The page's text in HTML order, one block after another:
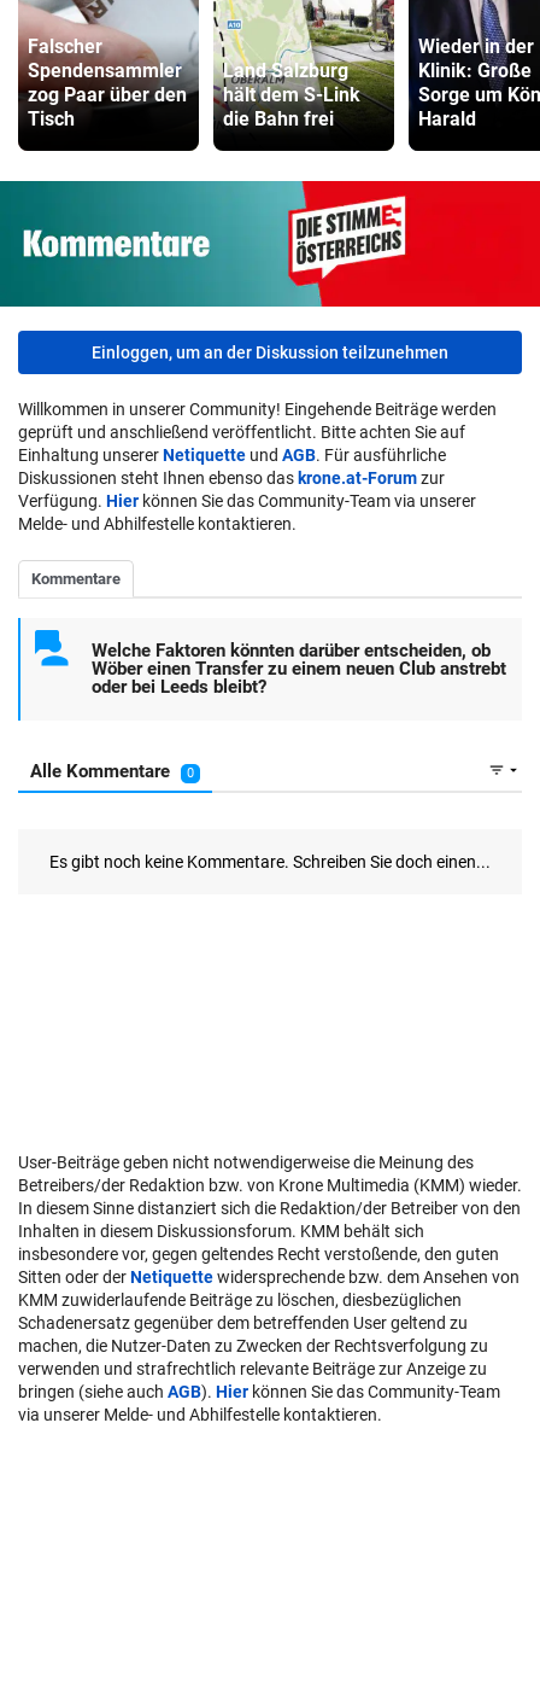
Falscher
Spendensammler
zog Paar über den
Tisch
Land Salzburg
hält dem S-Link
die Bahn frei
Wieder in der
Klinik: Große
Sorge um
Harald
Einloggen, um an der Diskussion teilzunehmen
Willkommen in unserer Community! Eingehende Beiträge werden
geprüft und anschließend veröffentlicht. Bitte achten Sie auf
Einhaltung unsererNetiquette und AGB. Für ausführliche
Diskussionen steht Ihnen ebenso das krone.at-Forumzur
Verfügung. Hier können Sie das Community-Team via unserer
Melde- und Abhilfestelle kontaktieren.
User-Beiträge geben nicht notwendigerweise die Meinung des
Betreibers/der Redaktion bzw. von Krone Multimedia (KMM) wieder.
In diesem Sinne distanziert sich die Redaktion/der Betreiber von den
Inhalten in diesem Diskussionsforum. KMM behält sich
insbesondere vor, gegen geltendes Recht verstoßende, den guten
Sitten oder derNetiquettewidersprechende bzw. dem Ansehen von
KMM zuwiderlaufende Beiträge zu löschen, diesbezüglichen
Schadenersatz gegenüber dem betreffenden User geltend zu
machen, die Nutzer-Daten zu Zwecken der Rechtsverfolgung zu
verwenden und strafrechtlich relevante Beiträge zur Anzeige zu
bringen (siehe auch AGB). Hier können Sie das Community-Team
via unserer Melde- und Abhilfestelle kontaktieren.